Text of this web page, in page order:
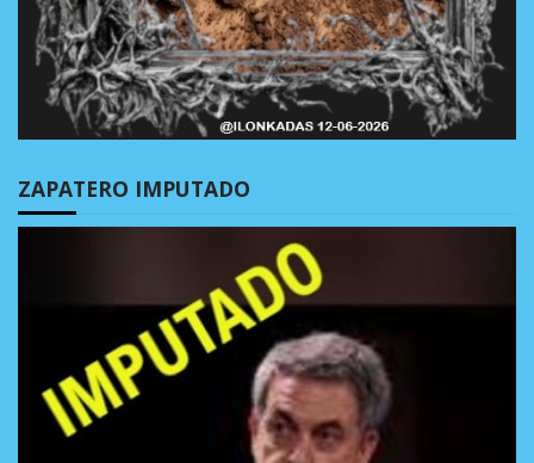
ZAPATERO IMPUTADO